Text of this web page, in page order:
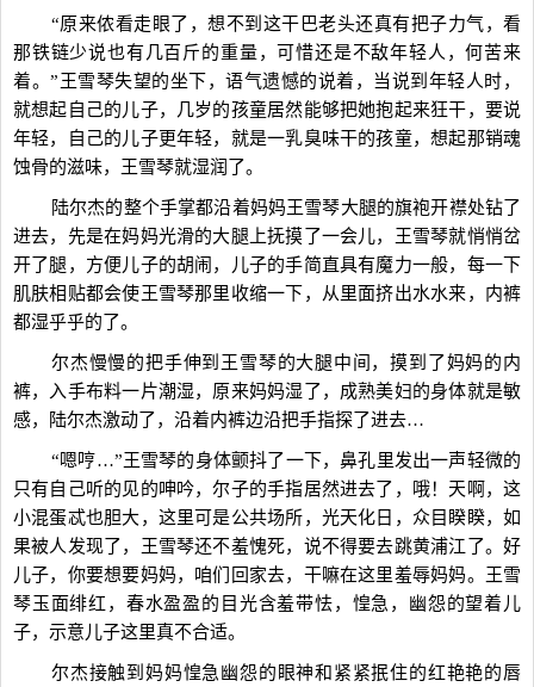
“原来侬看走眼了，想不到这干巴老头还真有把子力气，看
那铁链少说也有几百斤的重量，可惜还是不敌年轻人，何苦来
着。”王雪琴失望的坐下，语气遗憾的说着，当说到年轻人时，
就想起自己的儿子，几岁的孩童居然能够把她抱起来狂干，要说
年轻，自己的儿子更年轻，就是一乳臭味干的孩童，想起那销魂
蚀骨的滋味，王雪琴就湿润了。
陆尔杰的整个手掌都沿着妈妈王雪琴大腿的旗袍开襟处钻了
进去，先是在妈妈光滑的大腿上抚摸了一会儿，王雪琴就悄悄岔
开了腿，方便儿子的胡闹，儿子的手简直具有魔力一般，每一下
肌肤相贴都会使王雪琴那里收缩一下，从里面挤出水水来，内裤
都湿乎乎的了。
尔杰慢慢的把手伸到王雪琴的大腿中间，摸到了妈妈的内
裤，入手布料一片潮湿，原来妈妈湿了，成熟美妇的身体就是敏
感，陆尔杰激动了，沿着内裤边沿把手指探了进去…
“嗯哼…”王雪琴的身体颤抖了一下，鼻孔里发出一声轻微的
只有自己听的见的呻吟，尔子的手指居然进去了，哦！天啊，这
小混蛋忒也胆大，这里可是公共场所，光天化日，众目睽睽，如
果被人发现了，王雪琴还不羞愧死，说不得要去跳黄浦江了。好
儿子，你要想要妈妈，咱们回家去，干嘛在这里羞辱妈妈。王雪
琴玉面绯红，春水盈盈的目光含羞带怯，惶急，幽怨的望着儿
子，示意儿子这里真不合适。
尔杰接触到妈妈惶急幽怨的眼神和紧紧抿住的红艳艳的唇